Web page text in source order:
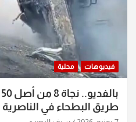
فيديوهات محلية
طريق البطحاء في الناصرية